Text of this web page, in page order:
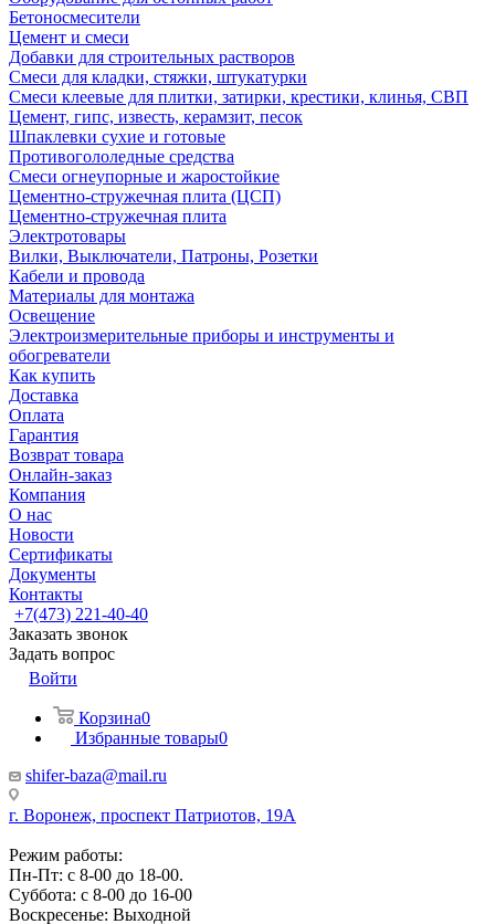
Бетоносмесители
Цемент и смеси
Добавки для строительных растворов
Смеси для кладки, стяжки, штукатурки
Смеси клеевые для плитки, затирки, крестики, клинья, СВП
Цемент, гипс, известь, керамзит, песок
Шпаклевки сухие и готовые
Противогололедные средства
Смеси огнеупорные и жаростойкие
Цементно-стружечная плита (ЦСП)
Цементно-стружечная плита
Электротовары
Вилки, Выключатели, Патроны, Розетки
Кабели и провода
Материалы для монтажа
Освещение
Электроизмерительные приборы и инструменты и
обогреватели
Как купить
Доставка
Оплата
Гарантия
Возврат товара
Онлайн-заказ
Компания
О нас
Новости
Сертификаты
Документы
Контакты
+7(473) 221-40-40
Заказать звонок
Задать вопрос
Войти
Корзина0
Избранные товары0
shifer-baza@mail.ru
г. Воронеж, проспект Патриотов, 19А
Режим работы:
Пн-Пт: с 8-00 до 18-00.
Суббота: с 8-00 до 16-00
Воскресенье: Выходной